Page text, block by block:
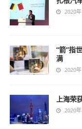
2020
“箭”指
满
2020
上海荣
2020